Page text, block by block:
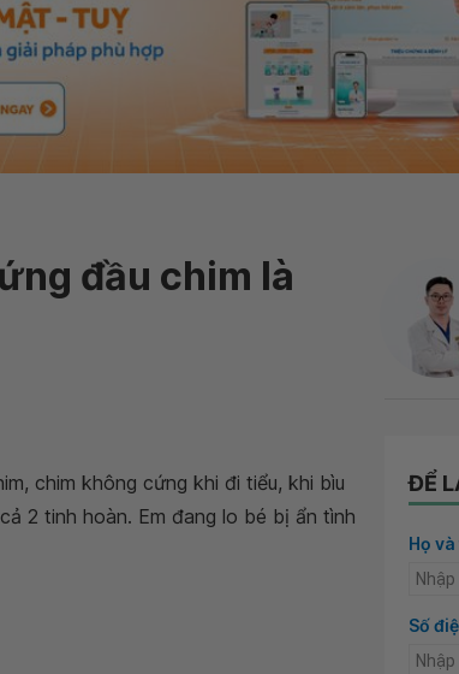
đầu chim là
chim không cứng khi đi tiểu, khi bìu
2 tinh hoàn. Em đang lo bé bị ẩn tình
ĐỂ
Họ
Số